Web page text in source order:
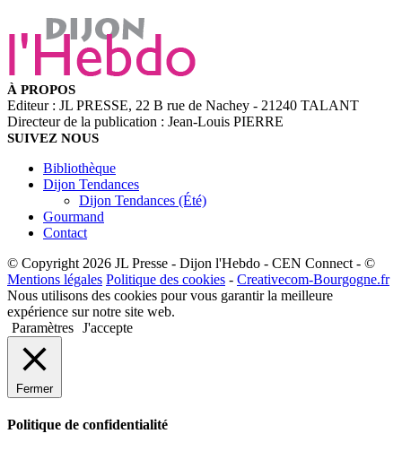
À PROPOS
Editeur : JL PRESSE, 22 B rue de Nachey - 21240 TALANT
Directeur de la publication : Jean-Louis PIERRE
SUIVEZ NOUS
Bibliothèque
Dijon Tendances
Dijon Tendances (Été)
Gourmand
Contact
© Copyright 2026 JL Presse - Dijon l'Hebdo - CEN Connect - ©
Mentions légales Politique des cookies - Creativecom-Bourgogne.fr
Nous utilisons des cookies pour vous garantir la meilleure
expérience sur notre site web.
Paramètres J'accepte
Fermer
Politique de confidentialité